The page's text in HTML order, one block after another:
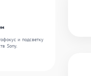
и подсветку
Sony.